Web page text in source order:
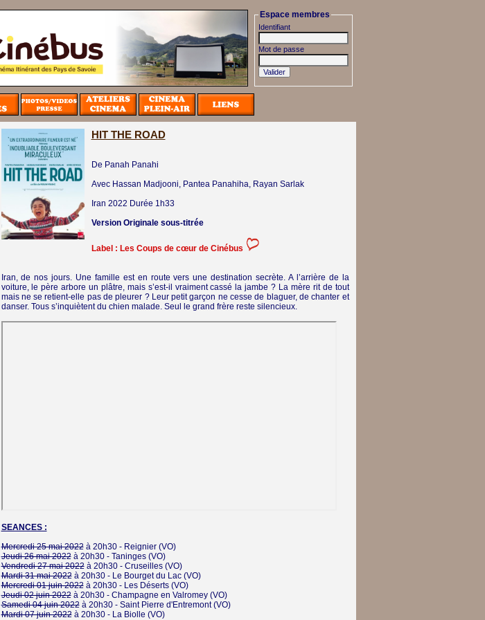
Espace membres
Identifiant
Mot de passe
HIT THE ROAD
De Panah Panahi
Avec Hassan Madjooni, Pantea Panahiha, Rayan Sarlak
Iran 2022 Durée 1h33
Version Originale sous-titrée
Label : Les Coups de cœur de Cinébus
Iran, de nos jours. Une famille est en route vers une destination secrète. A l’arrière de la
voiture, le père arbore un plâtre, mais s’est-il vraiment cassé la jambe ? La mère rit de tout
mais ne se retient-elle pas de pleurer ? Leur petit garçon ne cesse de blaguer, de chanter et
danser. Tous s’inquiètent du chien malade. Seul le grand frère reste silencieux.
SEANCES :
Mercredi 25 mai 2022à 20h30 - Reignier(VO)
Jeudi 26 mai 2022à 20h30 - Taninges(VO)
Vendredi 27 mai 2022à 20h30 - Cruseilles(VO)
Mardi 31 mai 2022à 20h30 - Le Bourget du Lac(VO)
Mercredi 01 juin 2022à 20h30 - Les Déserts(VO)
Jeudi 02 juin 2022à 20h30 - Champagne en Valromey(VO)
Samedi 04 juin 2022à 20h30 - Saint Pierre d'Entremont(VO)
Mardi 07 juin 2022à 20h30 - La Biolle (VO)